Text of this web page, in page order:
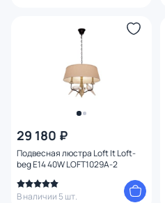
29 180 ₽
Подвесная люстра Loft It Loft-
beg E14 40W LOFT1029A-2
В наличии 5 шт.